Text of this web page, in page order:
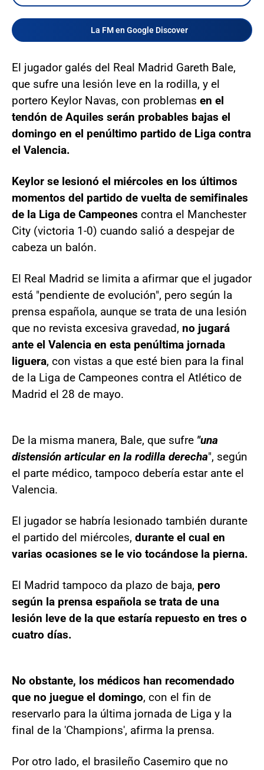
La FM en Google Discover
El jugador galés del Real Madrid Gareth Bale,
que sufre una lesión leve en la rodilla, y el
portero Keylor Navas, con problemas en el
tendón de Aquiles serán probables bajas el
domingo en el penúltimo partido de Liga contra
el Valencia.
Keylor se lesionó el miércoles en los últimos
momentos del partido de vuelta de semifinales
de la Liga de Campeones contra el Manchester
City (victoria 1-0) cuando salió a despejar de
cabeza un balón.
El Real Madrid se limita a afirmar que el jugador
está "pendiente de evolución", pero según la
prensa española, aunque se trata de una lesión
que no revista excesiva gravedad, no jugará
ante el Valencia en esta penúltima jornada
liguera, con vistas a que esté bien para la final
de la Liga de Campeones contra el Atlético de
Madrid el 28 de mayo.
De la misma manera, Bale, que sufre "una
distensión articular en la rodilla derecha", según
el parte médico, tampoco debería estar ante el
Valencia.
El jugador se habría lesionado también durante
el partido del miércoles, durante el cual en
varias ocasiones se le vio tocándose la pierna.
El Madrid tampoco da plazo de baja, pero
según la prensa española se trata de una
lesión leve de la que estaría repuesto en tres o
cuatro días.
No obstante, los médicos han recomendado
que no juegue el domingo, con el fin de
reservarlo para la última jornada de Liga y la
final de la 'Champions', afirma la prensa.
Por otro lado, el brasileño Casemiro que no